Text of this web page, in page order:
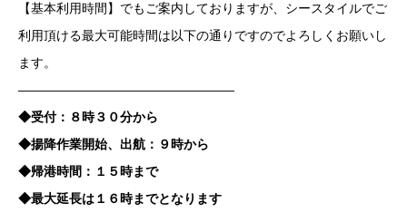
【基本利用時間】でもご案内しておりますが、シースタイルでご
利用頂ける最大可能時間は以下の通りですのでよろしくお願いし
ます。
—————————————————
◆受付：８時３０分から
◆揚降作業開始、出航：９時から
◆帰港時間：１５時まで
◆最大延長は１６時までとなります